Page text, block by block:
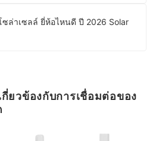
ซล่าเซลล์ ยี่ห้อไหนดี ปี 2026 Solar
ยวข้องกับการเชื่อมต่อของ